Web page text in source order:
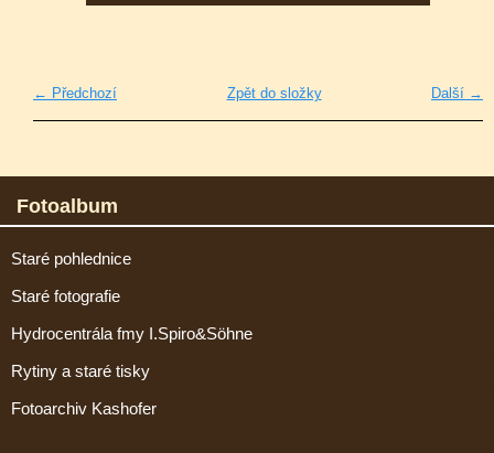
← Předchozí Další →
Zpět do složky
Fotoalbum
Staré pohlednice
Staré fotografie
Hydrocentrála fmy I.Spiro&Söhne
Rytiny a staré tisky
Fotoarchiv Kashofer